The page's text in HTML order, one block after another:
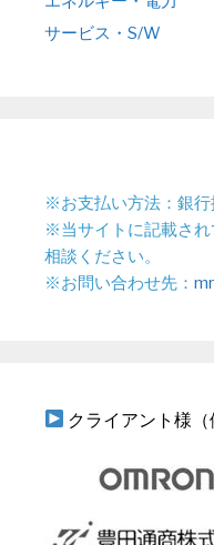
サービス・S/W
※お支払い方法：銀行
※当サイトに記載さ
相談ください。
※お問い合わせ先：
クライアント様（